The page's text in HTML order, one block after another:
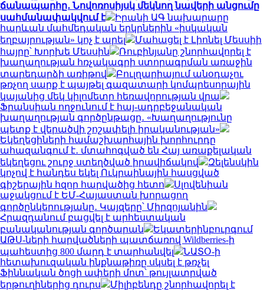
ճանապարհը․ Նովոռոսիյսկ մեկնող նավերի անցումը
սահմանափակվում է
Իրանի ԱԳ նախարարը
հարևան մահմեդական երկրներին «իսկական
եղբայրության» կոչ է արել
Մահացել է Լիոնել Մեսսիի
հայրը՝ Խորխե Մեսսին
Ռուբինյանը շնորհավորել է
խաղաղության հռչակագրի ստորագրման առաջին
տարեդարձի առիթով
Բուլղարիայում անօդաչու
թռչող սարք է պայթել գազատարի կոմպրեսորային
կայանից մեկ կիլոմետր հեռավորության վրա
Ֆրանսիան ողջունում է հայ-ադրբեջանական
խաղաղության գործընթացը․ «Խաղաղությունը
պետք է վերածվի շոշափելի իրականության»
Եկեղեցիների համաշխարհային խորհուրդը
ահազանգում է․ մտահոգված են Հայ առաքելական
եկեղեցու շուրջ ստեղծված իրավիճակով
Զելենսկին
կոչով է հանդես եկել Ուկրաինային հասցված
գիշերային հզոր հարվածից հետո
Սլովենիան
աջակցում է ԵՄ-Հայաստան խորացող
գործընկերությանը․ Կայզերը՝ Միրզոյանին
Հրազդանում բացվել է արհեստական
բանականության գործարան
Եկատերինբուրգում
ԱԹՍ-ների հարվածների պատճառով Wildberries-ի
պահեստից 800 մարդ է տարհանվել
ՆԱՏՕ-ի
հետախուզական ինքնաթիռը սկսել է թռչել
Ֆիննական ծոցի ափերի մոտ՝ թույլատրված
երթուղիներից դուրս
Միլիբենդը շնորհավորել է